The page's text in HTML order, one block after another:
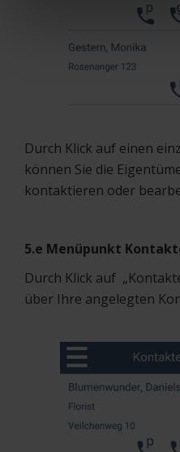
Durch Klick auf einen
können Sie die
kontaktieren oder
5.e Menüpunkt
Durch Klick auf
über Ihre angelegten